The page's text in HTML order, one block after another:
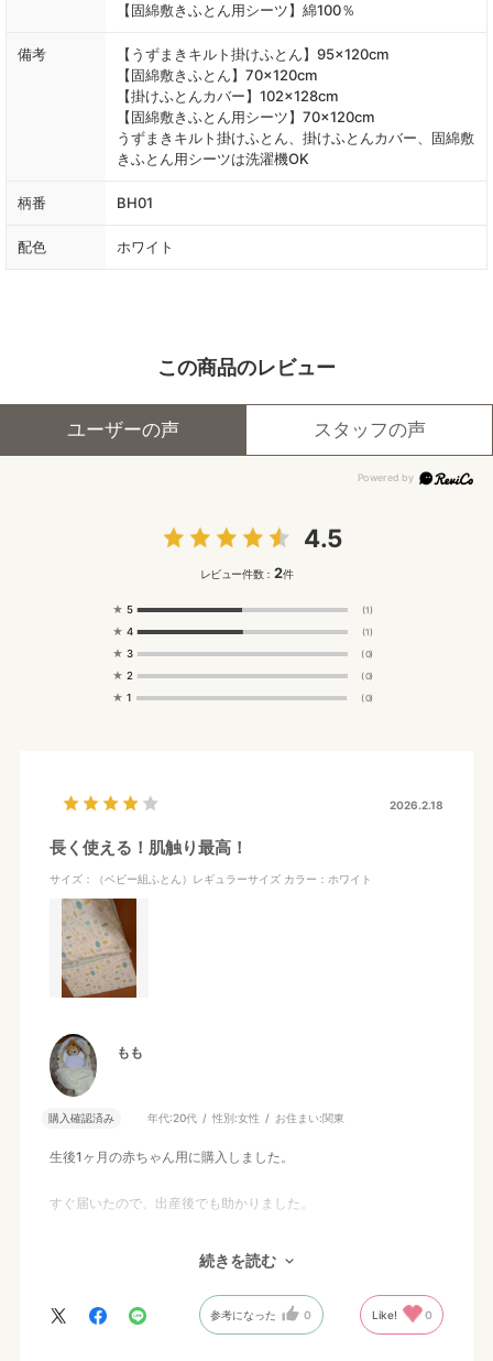
【固綿敷きふとん用シーツ】綿100％
備考
【うずまきキルト掛けふとん】95×120cm
【固綿敷きふとん】70×120cm
【掛けふとんカバー】102×128cm
【固綿敷きふとん用シーツ】70×120cm
うずまきキルト掛けふとん、掛けふとんカバー、固綿敷
きふとん用シーツは洗濯機OK
柄番 BH01
配色 ホワイト
この商品のレビュー
ユーザーの声 スタッフの声
4.5
レビュー件数： 2件
★ 5 (1)
★ 4 (1)
★ 3 (0)
★ 2 (0)
★ 1 (0)
2026.2.18
長く使える！肌触り最高！
サイズ：（ベビー組ふとん）レギュラーサイズ カラー：ホワイト
もも
購入確認済み 年代:20代 性別:女性 お住まい:関東
生後1ヶ月の赤ちゃん用に購入しました。
すぐ届いたので、出産後でも助かりました。
シーツが元からついた状態で届いたので、届いてすぐ使うことが
肌触りが良く、また通気性もあるのでさすが西川！という商品で
した。
続きを読む
参考になった 0 Like! 0